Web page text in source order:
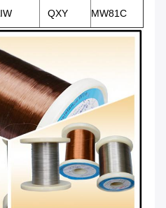
QXY MW81C